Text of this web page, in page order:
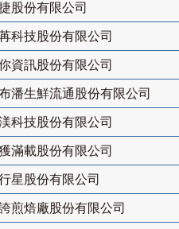
股份有限公司
科技股份有限公司
資訊股份有限公司
潘生鮮流通股份有限公司
科技股份有限公司
滿載股份有限公司
星股份有限公司
煎焙廠股份有限公司